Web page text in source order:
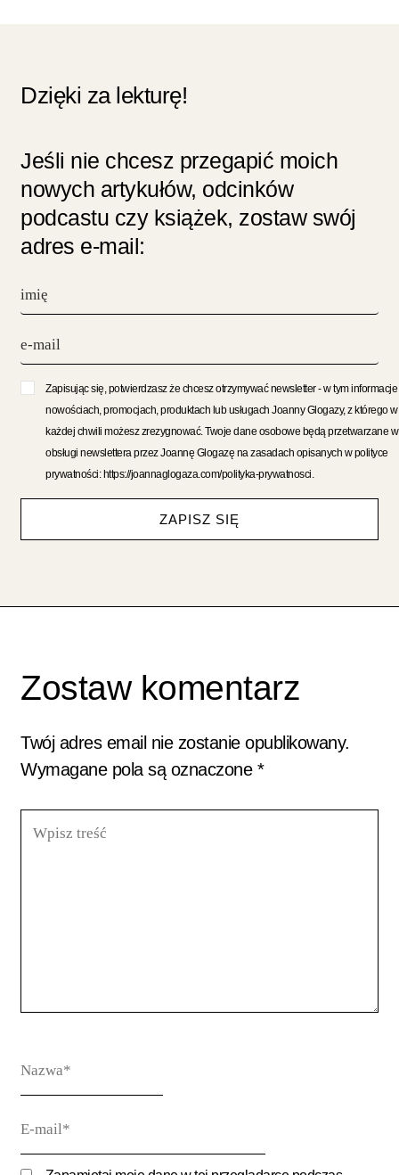
Dzięki za lekturę!
Jeśli nie chcesz przegapić moich
nowych artykułów, odcinków
podcastu czy książek, zostaw swój
adres e-mail:
Zapisując się, potwierdzasz że chcesz otrzymywać newsletter - w tym informacje
nowościach, promocjach, produktach lub usługach Joanny Glogazy, z którego w
każdej chwili możesz zrezygnować. Twoje dane osobowe będą przetwarzane
obsługi newslettera przez Joannę Glogazę na zasadach opisanych w polityce
prywatności: https://joannaglogaza.com/polityka-prywatnosci.
ZAPISZ SIĘ
Zostaw komentarz
Twój adres email nie zostanie opublikowany.
Wymagane pola są oznaczone *
treść
mail*